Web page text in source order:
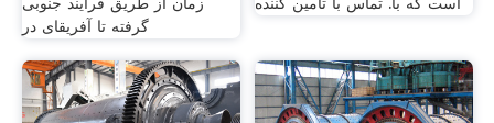
گرفته تا آفریقای در